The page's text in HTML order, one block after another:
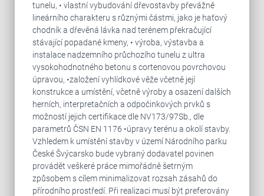
tunelu, • vlastní vybudování dřevostavby převážně
lineárního charakteru s různými částmi, jako je haťový
chodník a dřevěná lávka nad terénem překračující
stávající popadané kmeny, • výroba, výstavba a
instalace nadzemního průchozího tunelu z ultra
vysokohodnotného betonu s cortenovou povrchovou
úpravou, •založení vyhlídkové věže včetně její
konstrukce a umístění, včetně výroby a osazení dalších
herních, interpretačních a odpočinkových prvků s
možností jejich certifikace dle NV173/97Sb., dle
parametrů ČSN EN 1176 •úpravy terénu a okolí stavby.
Vzhledem k umístění stavby v území Národního parku
České Švýcarsko bude vybraný dodavatel povinen
provádět veškeré práce mimořádně šetrným
způsobem s cílem minimalizovat rozsah zásahů do
přírodního prostředí. Při realizaci musí být preferovány